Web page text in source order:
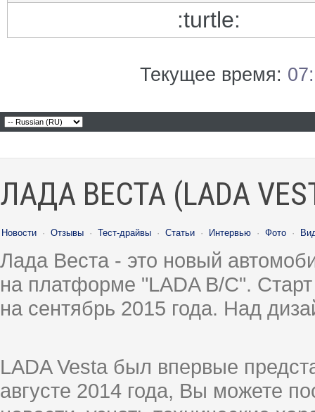
:turtle:
Текущее время:
ЛАДА ВЕСТА (LADA
Новости · Отзывы · Тест-драйвы · Статьи · Интервью · Фото ·
Лада Веста - это новый
на платформе "LADA B/C".
на сентябрь 2015 года. Над
LADA Vesta был впервые
августе 2014 года, Вы можете